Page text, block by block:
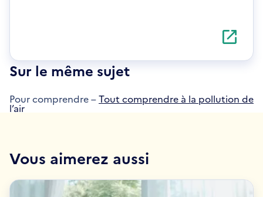
S'ouvre
dans
nouvelle
Sur le même sujet
Pour comprendre –Tout comprendre à la pollution de
l’air
Vous aimerez aussi